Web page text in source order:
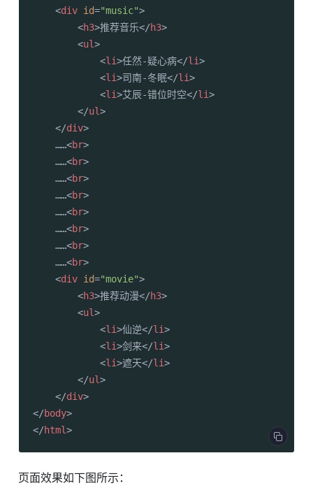
<div id="music">
<h3>推荐音乐</h3>
<ul>
<li>任然-疑心病</li>
<li>司南-冬眠</li>
<li>艾辰-错位时空</li>
</ul>
</div>
    ……
<br>
    ……
<br>
    ……
<br>
    ……
<br>
    ……
<br>
    ……
<br>
    ……
<br>
    ……
<br>
<div id="movie">
<h3>推荐动漫</h3>
<ul>
<li>仙逆</li>
<li>剑来</li>
<li>遮天</li>
</ul>
</div>
</body>
</html>
页面效果如下图所示：